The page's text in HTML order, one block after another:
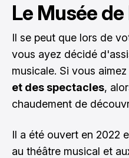
Le Musée
Il se peut que lors de
vous ayez décidé
musicale. Si vous aimez
et des spectacles,
chaudement de
Il a été ouvert en 2022
au théâtre musical et